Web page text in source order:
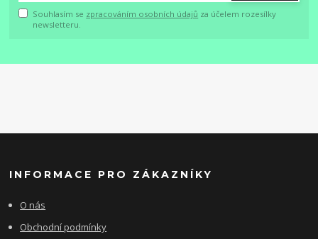
Souhlasím se zpracováním osobních údajů za účelem rozesílky
newsletteru.
INFORMACE PRO ZÁKAZNÍKY
O nás
Obchodní podmínky